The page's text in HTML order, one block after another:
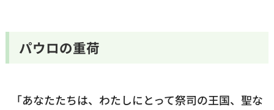
パウロの重荷
「あなたたちは、わたしにとって祭司の王国、聖な